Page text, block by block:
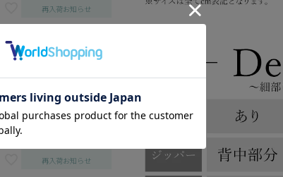
再入荷お知らせ
再入荷お知らせ